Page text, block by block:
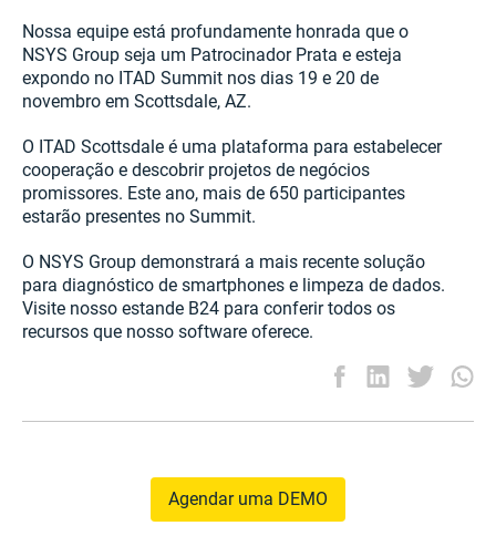
Nossa equipe está profundamente honrada que o
NSYS Group seja um Patrocinador Prata e esteja
expondo no ITAD Summit nos dias 19 e 20 de
novembro em Scottsdale, AZ.
O ITAD Scottsdale é uma plataforma para estabelecer
cooperação e descobrir projetos de negócios
promissores. Este ano, mais de 650 participantes
estarão presentes no Summit.
O NSYS Group demonstrará a mais recente solução
para diagnóstico de smartphones e limpeza de dados.
Visite nosso estande B24 para conferir todos os
recursos que nosso software oferece.
Agendar uma DEMO